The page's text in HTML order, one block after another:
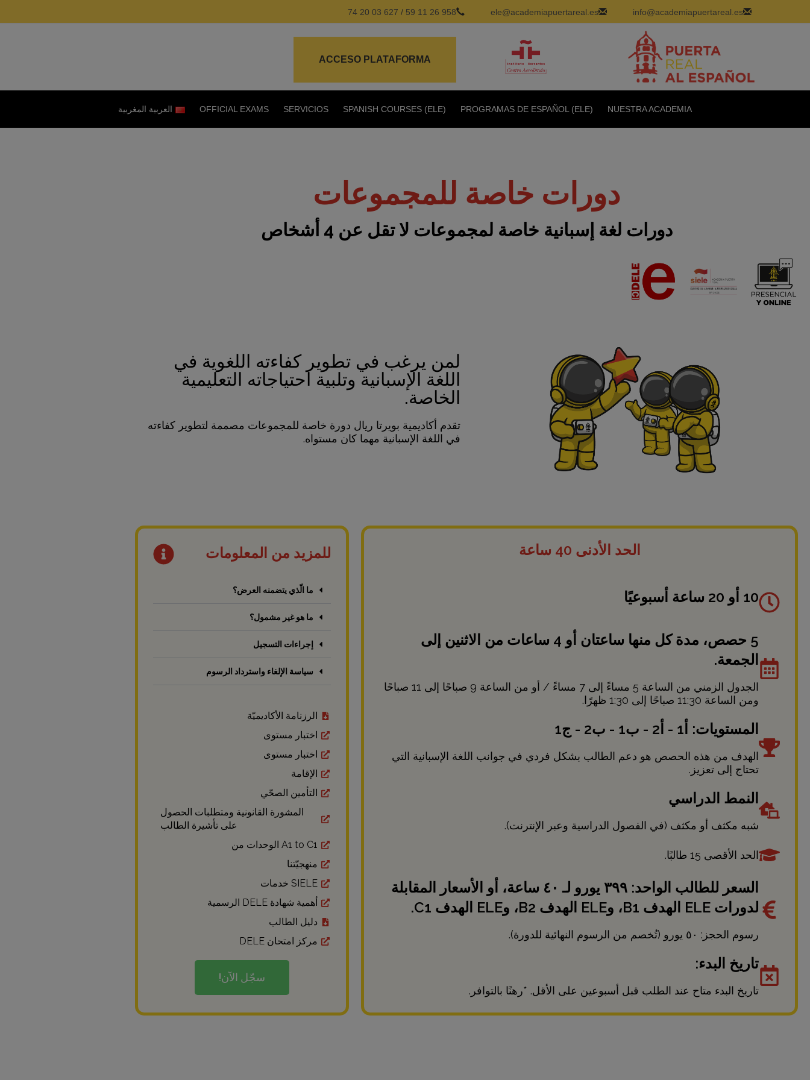
info@academiapuertareal.es
ele@academiapuertareal.es
958 26 11 59
/
627 03 20 74
ACCESO PLATAFORMA
NUESTRA ACADEMIA
PROGRAMAS DE ESPAÑOL (ELE)
SPANISH COURSES (ELE)
SERVICIOS
OFFICIAL EXAMS العربية المغربية
دورات خاصة للمجموعات
دورات لغة إسبانية خاصة لمجموعات لا تقل عن 4 أشخاص
لمن يرغب في تطوير كفاءته اللغوية في
اللغة الإسبانية وتلبية احتياجاته التعليمية
الخاصة.
تقدم أكاديمية بويرتا ريال دورة خاصة للمجموعات مصممة لتطوير كفاءته
في اللغة الإسبانية مهما كان مستواه.
الحد الأدنى 40 ساعة
10 أو 20 ساعة أسبوعيًا
5 حصص، مدة كل منها ساعتان أو 4 ساعات من الاثنين إلى
الجمعة.
الجدول الزمني من الساعة 5 مساءً إلى 7 مساءً / أو من الساعة 9 صباحًا إلى 11 صباحًا
ومن الساعة 11:30 صباحًا إلى 1:30 ظهرًا.
المستويات: أ1 - أ2 - ب1 - ب2 - ج1
الهدف من هذه الحصص هو دعم الطالب بشكل فردي في جوانب اللغة الإسبانية التي
تحتاج إلى تعزيز.
النمط الدراسي
شبه مكثف أو مكثف (في الفصول الدراسية وعبر الإنترنت).
الحد الأقصى 15 طالبًا.
السعر للطالب الواحد: ٣٩٩ يورو لـ ٤٠ ساعة، أو الأسعار المقابلة
لدورات ELE الهدف B1، وELE الهدف B2، وELE الهدف C1.
رسوم الحجز: ٥٠ يورو (تُخصم من الرسوم النهائية للدورة).
تاريخ البدء:
تاريخ البدء متاح عند الطلب قبل أسبوعين على الأقل. *رهنًا بالتوافر.
للمزيد من المعلومات
ما الّذي يتضمنه العرض؟
ما هو غير مشمول؟
إجراءات التسجيل
سياسة الإلغاء واسترداد الرسوم
الرزنامة الأكاديميّة
اختبار مستوى
اختبار مستوى
الإقامة
التأمين الصحّي
المشورة القانونية ومتطلبات الحصول
على تأشيرة الطالب
A1 to C1 الوحدات من
منهجيّتنا
SIELE خدمات
أهمية شهادة DELE الرسمية
دليل الطالب
مركز امتحان DELE
سجّل الآن!